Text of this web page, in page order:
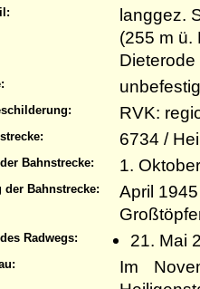
langgez.
(255 m ü.
RVK:
6734 /
Bahnstrecke: 1.
Bahnstrecke:
April
Radwegs: 21. Mai
Im